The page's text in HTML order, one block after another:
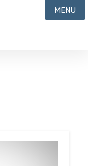
MENU